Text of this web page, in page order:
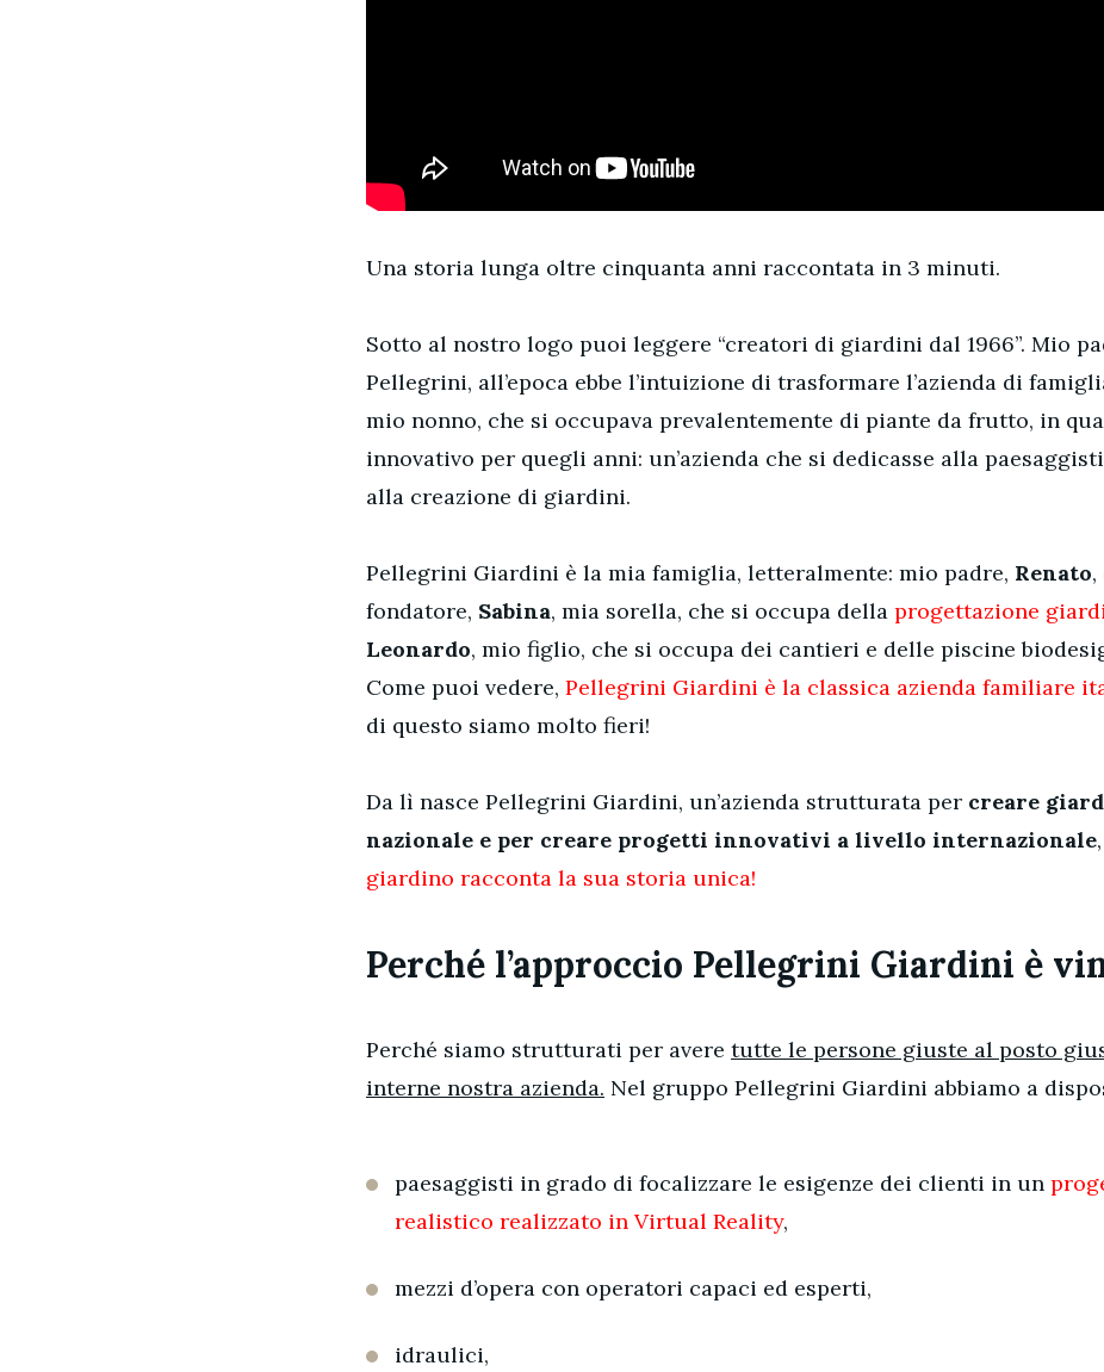
Una storia lunga oltre cinquanta anni raccontata in 3 minuti.
Sotto al nostro logo puoi leggere “creatori di giardini dal 1966”. Mio
Pellegrini, all’epoca ebbe l’intuizione di trasformare l’azienda di
mio nonno, che si occupava prevalentemente di piante da frutto, in
innovativo per quegli anni: un’azienda che si dedicasse alla
alla creazione di giardini.
Pellegrini Giardini è la mia famiglia, letteralmente: mio padre, Renato,
fondatore, Sabina, mia sorella, che si occupa della progettazione
Leonardo, mio figlio, che si occupa dei cantieri e delle piscine
Come puoi vedere, Pellegrini Giardini è la classica azienda familiare
di questo siamo molto fieri!
Da lì nasce Pellegrini Giardini, un’azienda strutturata per creare
nazionale e per creare progetti innovativi a livello internazionale,
giardino racconta la sua storia unica!
Perché l’approccio Pellegrini Giardini è
Perché siamo strutturati per avere tutte le persone giuste al posto
interne nostra azienda. Nel gruppo Pellegrini Giardini abbiamo a
paesaggisti in grado di focalizzare le esigenze dei clienti in un
realistico realizzato in Virtual Reality,
mezzi d’opera con operatori capaci ed esperti,
idraulici,